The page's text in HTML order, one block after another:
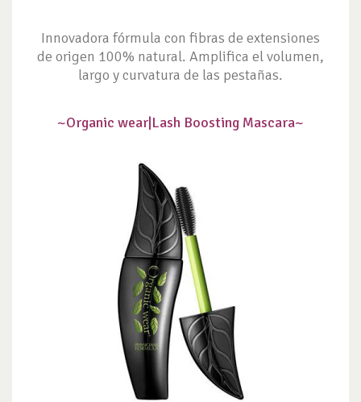
Innovadora fórmula con fibras de extensiones
de origen 100% natural. Amplifica el volumen,
largo y curvatura de las pestañas.
~Organic wear|Lash Boosting Mascara~